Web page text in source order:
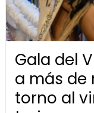
Gala del
a más de
torno al